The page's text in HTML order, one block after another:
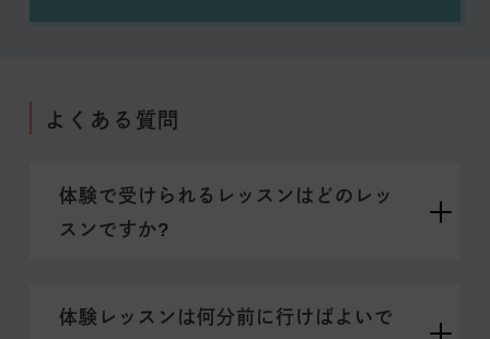
よくある質問
体験で受けられるレッスンはどのレッ
スンですか?
体験レッスンは何分前に行けばよいで